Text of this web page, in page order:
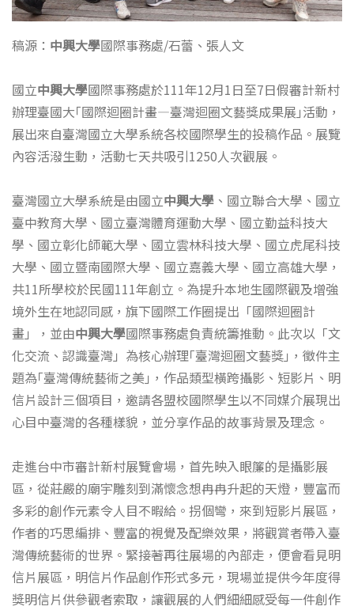
稿源： 中興大學國際事務處/石蕾、張人文
國立中興大學國際事務處於111年12月1日至7日假審計新村
辦理臺國大｢國際迴圈計畫—臺灣迴圈文藝獎成果展｣活動，
展出來自臺灣國立大學系統各校國際學生的投稿作品。展覽
內容活潑生動，活動七天共吸引1250人次觀展。
臺灣國立大學系統是由國立中興大學 、國立聯合大學、國立
臺中教育大學、國立臺灣體育運動大學、國立勤益科技大
學、國立彰化師範大學、國立雲林科技大學、國立虎尾科技
大學、國立暨南國際大學、國立嘉義大學、國立高雄大學，
共11所學校於民國111年創立。為提升本地生國際觀及增強
境外生在地認同感，旗下國際工作圈提出「國際迴圈計
畫」，並由中興大學國際事務處負責統籌推動。此次以「文
化交流、認識臺灣」為核心辦理｢臺灣迴圈文藝獎｣，徵件主
題為｢臺灣傳統藝術之美｣，作品類型橫跨攝影、短影片、明
信片設計三個項目，邀請各盟校國際學生以不同媒介展現出
心目中臺灣的各種樣貌，並分享作品的故事背景及理念。
走進台中市審計新村展覽會場，首先映入眼簾的是攝影展
區，從莊嚴的廟宇雕刻到滿懷念想冉冉升起的天燈，豐富而
多彩的創作元素令人目不暇給。拐個彎，來到短影片展區，
作者的巧思編排、豐富的視覺及配樂效果，將觀賞者帶入臺
灣傳統藝術的世界。緊接著再往展場的內部走，便會看見明
信片展區，明信片作品創作形式多元，現場並提供今年度得
獎明信片供參觀者索取，讓觀展的人們細細感受每一件創作